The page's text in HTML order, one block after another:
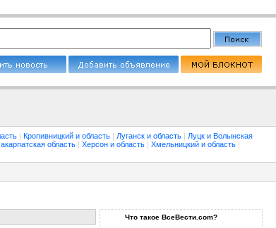
| Кропивницкий и область | Луганск и область | Луцк и Волынская
область | Херсон и область | Хмельницкий и область |
Что такое ВсеВести.com?